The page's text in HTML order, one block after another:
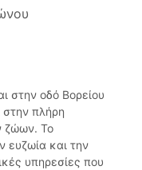
στην οδό Βορείου
στην πλήρη
ζώων. Το
ευζωία και την
υπηρεσίες που